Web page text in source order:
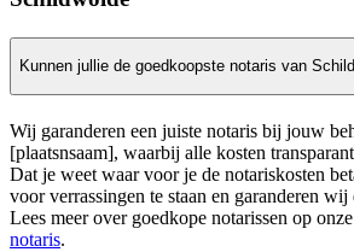
Kunnen jullie de goedkoopste notaris van
Wij garanderen een juiste notaris bij jouw
[plaatsnsaam], waarbij alle kosten
Dat je weet waar voor je de notariskosten
voor verrassingen te staan en garanderen
Lees meer over goedkope notarissen op
notaris.